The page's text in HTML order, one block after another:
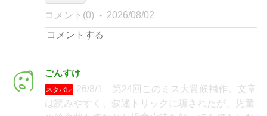
コメント(0) 2026/08/02
ごんすけ
ネタバレ
26/8/1 第24回このミス大賞候補作。文章
は読みやすく、叙述トリックに騙されたが、児童